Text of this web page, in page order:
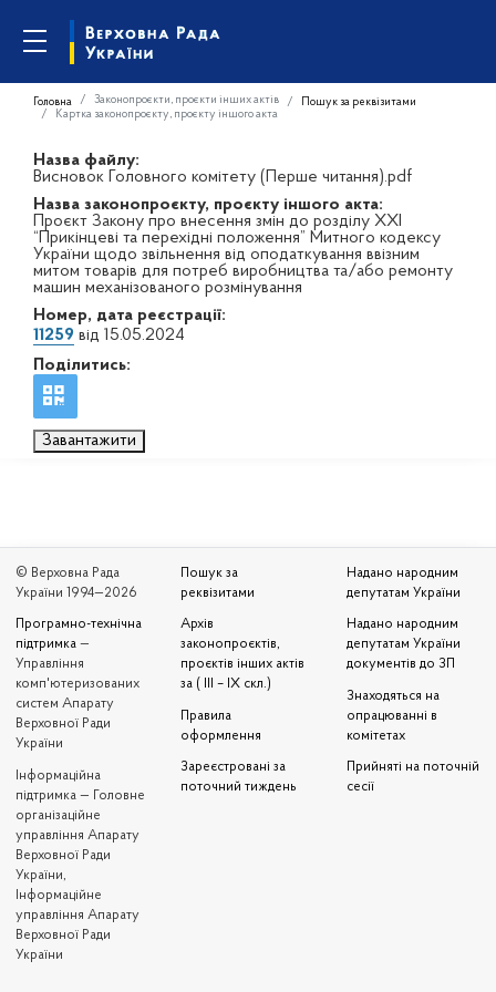
Головна Законопроєкти, проєкти інших актів
Пошук за реквізитами
Картка законопроєкту, проєкту іншого акта
Назва файлу:
Висновок Головного комітету (Перше читання).pdf
Назва законопроєкту, проєкту іншого акта:
Проєкт Закону про внесення змін до розділу ХХІ
“Прикінцеві та перехідні положення” Митного кодексу
України щодо звільнення від оподаткування ввізним
митом товарів для потреб виробництва та/або ремонту
машин механізованого розмінування
Номер, дата реєстрації:
11259 від 15.05.2024
Поділитись:
Завантажити
© Верховна Рада
України 1994—2026
Програмно-технічна
підтримка —
Управління
комп'ютеризованих
систем Апарату
Верховної Ради
України
Iнформаційна
підтримка — Головне
організаційне
управління Апарату
Верховної Ради
України,
Інформаційне
управління Апарату
Верховної Ради
України
Пошук за
реквізитами
Архів
законопроєктів,
проєктів інших актів
за ( III – IX скл.)
Правила
оформлення
Зареєстровані за
поточний тиждень
Надано народним
депутатам України
Надано народним
депутатам України
документів до ЗП
Знаходяться на
опрацюванні в
комітетах
Прийняті на поточній
сесії